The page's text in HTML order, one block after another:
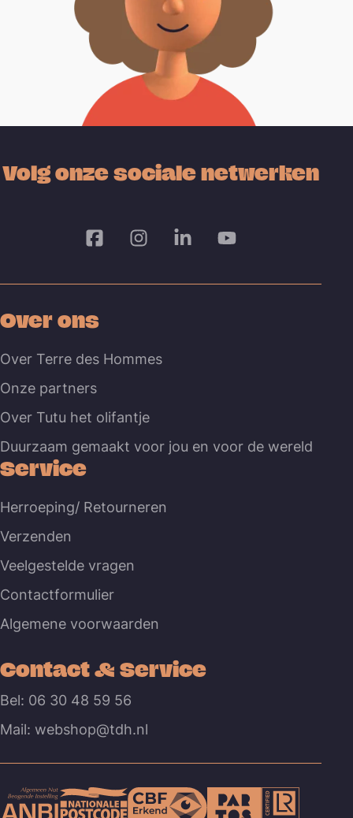
Volg onze sociale netwerken
Over ons
Over Terre des Hommes
Onze partners
Over Tutu het olifantje
Duurzaam gemaakt voor jou en voor de wereld
Service
Herroeping/ Retourneren
Verzenden
Veelgestelde vragen
Contactformulier
Algemene voorwaarden
Contact & Service
Bel: 06 30 48 59 56
Mail: webshop@tdh.nl